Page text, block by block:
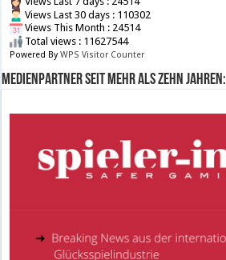
Views Last 30 days : 110302
Views This Month : 24514
Total views : 11627544
Powered ByWPS Visitor Counter
Medienpartner seit mehr als zehn Jahren: